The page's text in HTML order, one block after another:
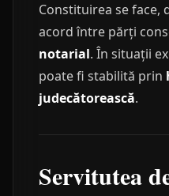
Constituirea se face,
acord între părți
notarial. În situații
poate fi stabilită prin
judecătorească.
Servitutea